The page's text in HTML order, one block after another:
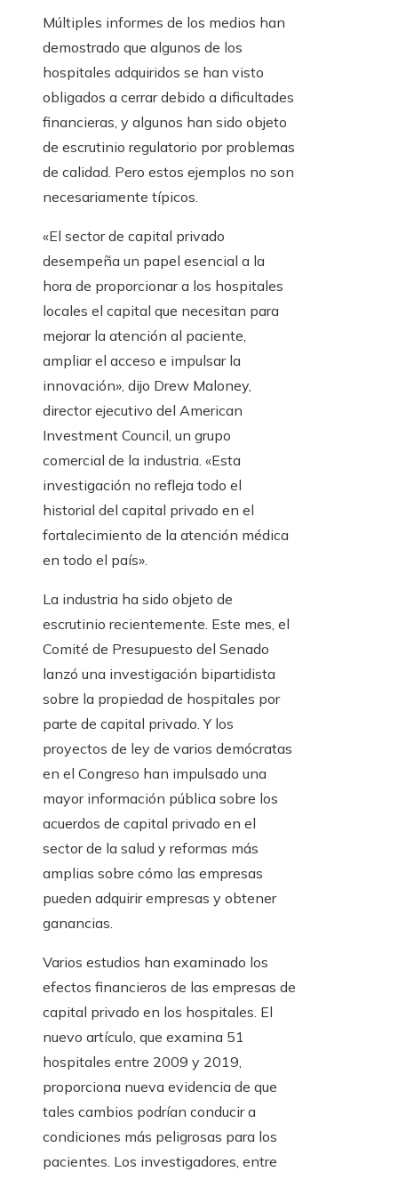
Múltiples informes de los medios han
demostrado que algunos de los
hospitales adquiridos se han visto
obligados a cerrar debido a dificultades
financieras, y algunos han sido objeto
de escrutinio regulatorio por problemas
de calidad. Pero estos ejemplos no son
necesariamente típicos.
«El sector de capital privado
desempeña un papel esencial a la
hora de proporcionar a los hospitales
locales el capital que necesitan para
mejorar la atención al paciente,
ampliar el acceso e impulsar la
innovación», dijo Drew Maloney,
director ejecutivo del American
Investment Council, un grupo
comercial de la industria. «Esta
investigación no refleja todo el
historial del capital privado en el
fortalecimiento de la atención médica
en todo el país».
La industria ha sido objeto de
escrutinio recientemente. Este mes, el
Comité de Presupuesto del Senado
lanzó una investigación bipartidista
sobre la propiedad de hospitales por
parte de capital privado. Y los
proyectos de ley de varios demócratas
en el Congreso han impulsado una
mayor información pública sobre los
acuerdos de capital privado en el
sector de la salud y reformas más
amplias sobre cómo las empresas
pueden adquirir empresas y obtener
ganancias.
Varios estudios han examinado los
efectos financieros de las empresas de
capital privado en los hospitales. El
nuevo artículo, que examina 51
hospitales entre 2009 y 2019,
proporciona nueva evidencia de que
tales cambios podrían conducir a
condiciones más peligrosas para los
pacientes. Los investigadores, entre